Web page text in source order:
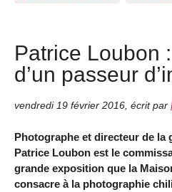
Patrice Loubon
d’un passeur
vendredi 19 février 2016, écrit par
Photographe et directeur de la
Patrice Loubon est le
grande exposition que la
consacre à la photographie